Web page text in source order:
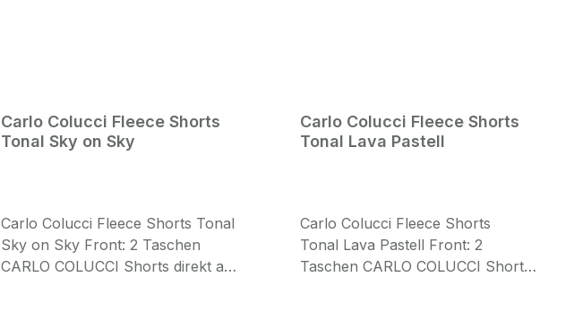
Carlo Colucci Fleece Shorts
Tonal Sky on Sky
Carlo Colucci Fleece Shorts Tonal
Sky on Sky Front: 2 Taschen
CARLO COLUCCI Shorts direkt aus
Carlo Colucci Fleece Shorts
Tonal Lava Pastell
Carlo Colucci Fleece Shorts
Tonal Lava Pastell Front: 2
Taschen CARLO COLUCCI Shorts